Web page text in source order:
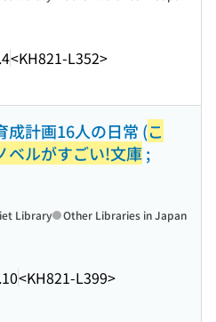
<KH821-L352>
成計画16人の日常 (こ
ベルがすごい!文庫;
<KH821-L399>
Library Other Libraries in Japan